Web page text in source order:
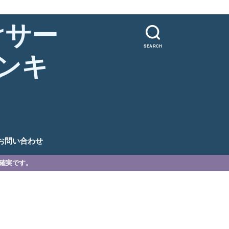
SEARCH
ー
キ
問い合わせ
実です。